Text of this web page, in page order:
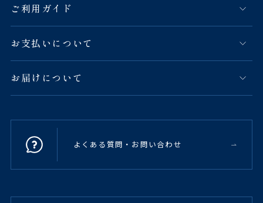
ご利用ガイド
お支払いについて
お届けについて
よくある質問・お問い合わせ